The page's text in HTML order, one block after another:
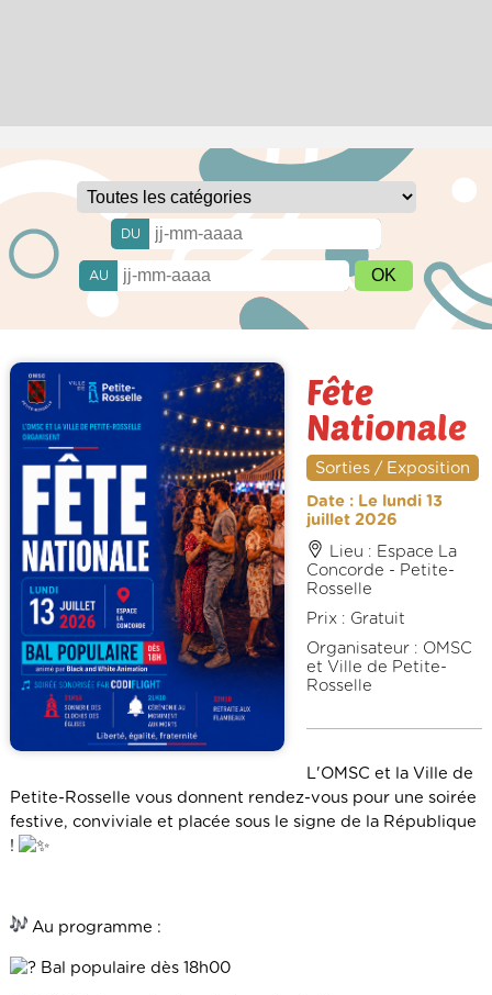
DU
AU
Fête
Nationale
Sorties / Exposition
Date : Le lundi 13
juillet 2026
Lieu : Espace La
Concorde - Petite-
Rosselle
Prix : Gratuit
Organisateur : OMSC
et Ville de Petite-
Rosselle
L'OMSC et la Ville de
Petite-Rosselle vous donnent rendez-vous pour une soirée
festive, conviviale et placée sous le signe de la République
!
Au programme :
Bal populaire dès 18h00